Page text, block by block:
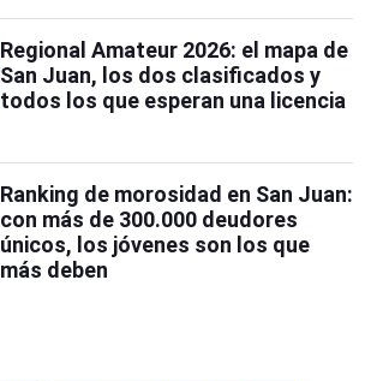
Regional Amateur 2026: el mapa de
San Juan, los dos clasificados y
todos los que esperan una licencia
Ranking de morosidad en San Juan:
con más de 300.000 deudores
únicos, los jóvenes son los que
más deben